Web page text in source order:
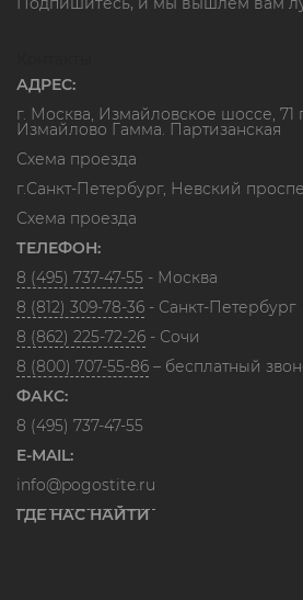
АДРЕС:
г. Москва, Измайловское шоссе, 71
Измайлово Гамма. Партизанская
Схема проезда
г.Санкт-Петербург, Невский
Схема проезда
ТЕЛЕФОН:
8 (495) 737-47-55 - Москва
8 (812) 309-78-36 - Санкт-Петербург
8 (862) 225-72-26 - Сочи
8 (800) 707-55-86 – бесплатный
ФАКС:
8 (495) 737-47-55
E-MAIL:
info@pogostite.ru
ГДЕ НАС НАЙТИ